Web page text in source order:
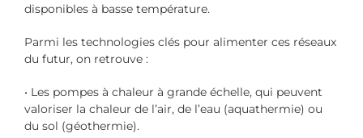
disponibles à basse température.
Parmi les technologies clés pour alimenter ces réseaux
du futur, on retrouve :
• Les pompes à chaleur à grande échelle, qui peuvent
valoriser la chaleur de l’air, de l’eau (aquathermie) ou
du sol (géothermie).